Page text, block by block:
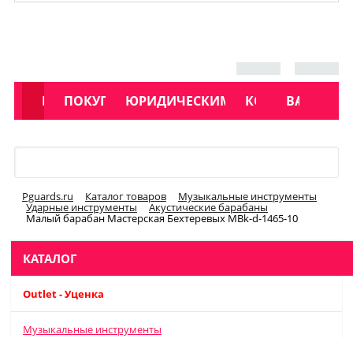
АКЦИИ
КАТАЛОГ
ПОКУПАТЕЛЯМЮРИДИЧЕСКИМ ЛИЦАМКОНТАКТЫ
УСЛУГИ
Pguards.ru Каталог товаров Музыкальные инструменты
Ударные инструменты Акустические барабаны
Малый барабан Мастерская Бехтеревых MBk-d-1465-10
КАТАЛОГ
Outlet - Уценка
Музыкальные инструменты